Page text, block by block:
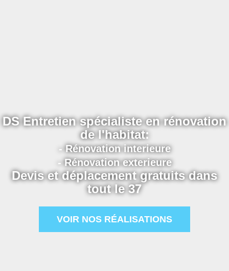
DS Entretien spécialiste en rénovation
de l'habitat:
- Rénovation interieure
- Rénovation exterieure
Devis et déplacement gratuits dans
tout le 37
VOIR NOS RÉALISATIONS